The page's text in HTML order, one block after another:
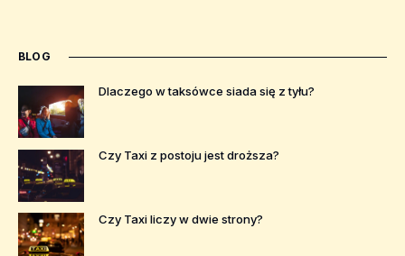
BLOG
Dlaczego w taksówce siada się z tyłu?
Czy Taxi z postoju jest droższa?
Czy Taxi liczy w dwie strony?